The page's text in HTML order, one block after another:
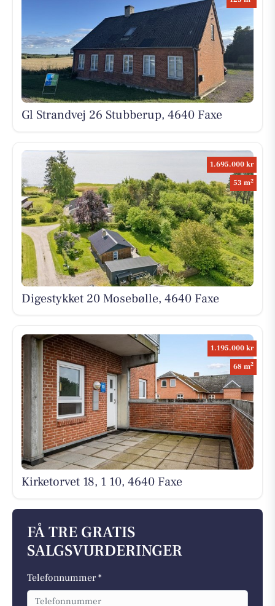
Gl Strandvej 26 Stubberup, 4640 Faxe
1.695.000 kr
53 m2
Digestykket 20 Mosebølle, 4640 Faxe
1.195.000 kr
68 m2
Kirketorvet 18, 1 10, 4640 Faxe
FÅ TRE GRATIS
SALGSVURDERINGER
Telefonnummer *